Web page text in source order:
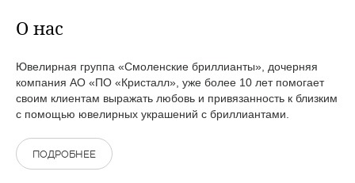
О нас
Ювелирная группа «Смоленские бриллианты», дочерняя
компания АО «ПО «Кристалл», уже более 10 лет помогает
своим клиентам выражать любовь и привязанность к близким
с помощью ювелирных украшений с бриллиантами.
ПОДРОБНЕЕ